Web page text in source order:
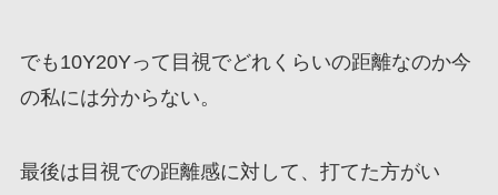
でも10Y20Yって目視でどれくらいの距離なのか今
の私には分からない。
最後は目視での距離感に対して、打てた方がい